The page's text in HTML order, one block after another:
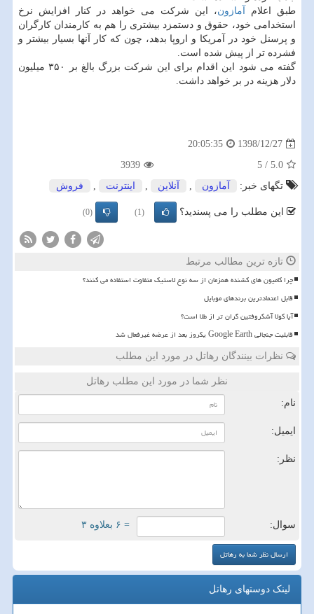
طبق اعلام آمازون، این شركت می خواهد در كنار افزایش نرخ
استخدامی خود، حقوق و دستمزد بیشتری را هم به كارمندان كارگران
و پرسنل خود در آمریكا و اروپا بدهد، چون كه كار آنها بسیار بیشتر و
فشرده تر از پیش شده است.
گفته می شود این اقدام برای این شركت بزرگ بالغ بر ۳۵۰ میلیون
دلار هزینه در بر خواهد داشت.
1398/12/27
20:05:35
5.0
/
5
3939
تگهای خبر:
آمازون , آنلاین , اینترنت , فروش
این مطلب را می پسندید؟ (1)
(0)
تازه ترین مطالب مرتبط
چرا کامیون های کشنده همزمان از سه نوع لاستیک متفاوت استفاده می کنند؟
قابل اعتمادترین برندهای موبایل
آیا کولا آشکروفتین گران تر از طلا است؟
قابلیت جنجالی Google Earth یکروز بعد از عرضه غیرفعال شد
نظرات بینندگان رهاتل در مورد این مطلب
نظر شما در مورد این مطلب رهاتل
نام:
ایمیل:
نظر:
سوال: = ۶ بعلاوه ۳
لینک دوستهای رهاتل